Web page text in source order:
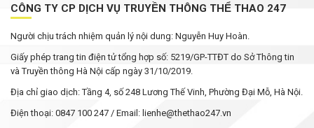
CÔNG TY CP DỊCH VỤ TRUYỀN THÔNG THỂ THAO 247
Người chịu trách nhiệm quản lý nội dung: Nguyễn Huy Hoàn.
Giấy phép trang tin điện tử tổng hợp số: 5219/GP-TTĐT do Sở Thông tin
và Truyền thông Hà Nội cấp ngày 31/10/2019.
Địa chỉ giao dịch: Tầng 4, số 248 Lương Thế Vinh, Phường Đại Mỗ, Hà Nội.
Điện thoại: 0847 100 247 / Email: lienhe@thethao247.vn